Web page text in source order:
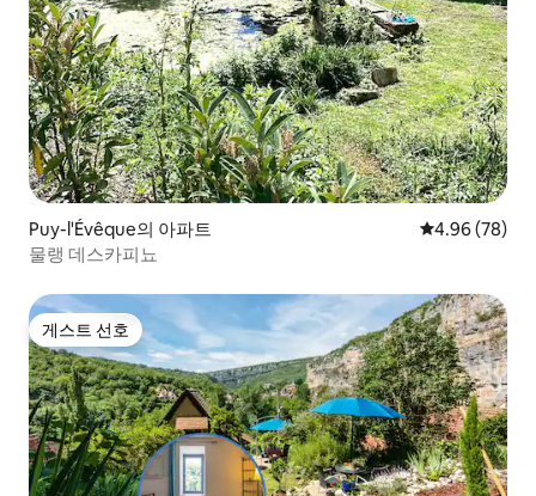
Puy-l'Évêque의 아파트 평점 4.96점(5
4.96 (78)
물랭 데스카피뇨
게스트 선호
게스트 선호